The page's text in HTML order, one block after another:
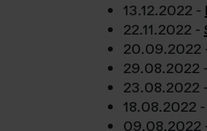
13.12.2022 -
22.11.2022 -
20.09.2022
29.08.2022 -
23.08.2022 -
18.08.2022 -
09.08.2022